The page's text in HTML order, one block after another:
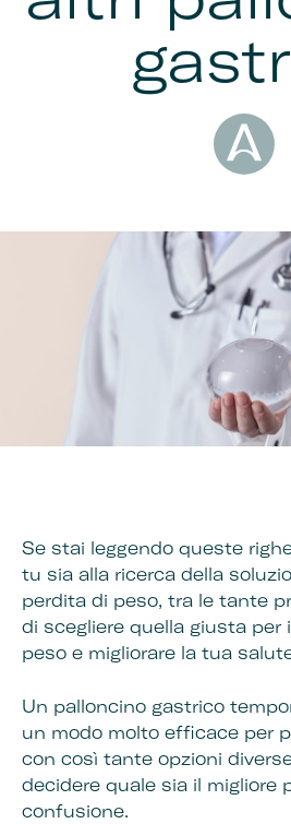
Se stai leggendo queste
tu sia alla ricerca della
perdita di peso, tra le tante
di scegliere quella giusta per
peso e migliorare la tua
Un palloncino gastrico
un modo molto efficace per
con così tante opzioni
decidere quale sia il migliore
confusione.